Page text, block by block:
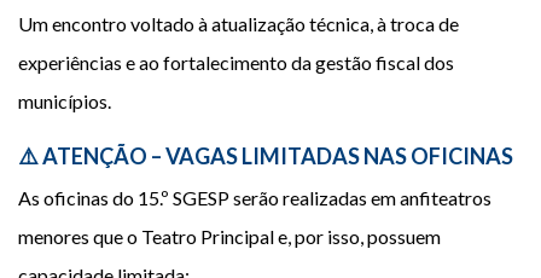
Um encontro voltado à atualização técnica, à troca de
experiências e ao fortalecimento da gestão fiscal dos
municípios.
⚠️ ATENÇÃO – VAGAS LIMITADAS NAS OFICINAS
As oficinas do 15.º SGESP serão realizadas em anfiteatros
menores que o Teatro Principal e, por isso, possuem